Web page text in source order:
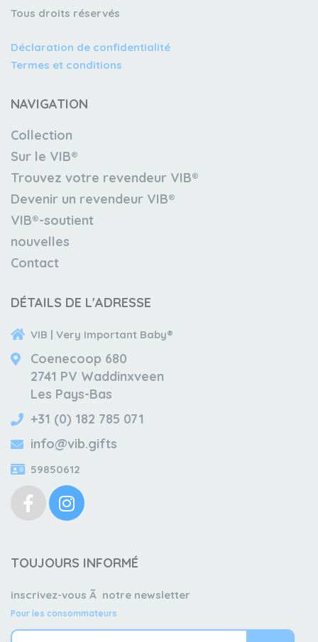
Tous droits réservés
Déclaration de confidentialité
Termes et conditions
NAVIGATION
Collection
Sur le VIB®
Trouvez votre revendeur VIB®
Devenir un revendeur VIB®
VIB®-soutient
nouvelles
Contact
DÉTAILS DE L'ADRESSE
VIB | Very Important Baby®
Coenecoop 680
2741 PV Waddinxveen
Les Pays-Bas
+31 (0) 182 785 071
info@vib.gifts
59850612
TOUJOURS INFORMÉ
inscrivez-vous Ã notre newsletter
Pour les consommateurs